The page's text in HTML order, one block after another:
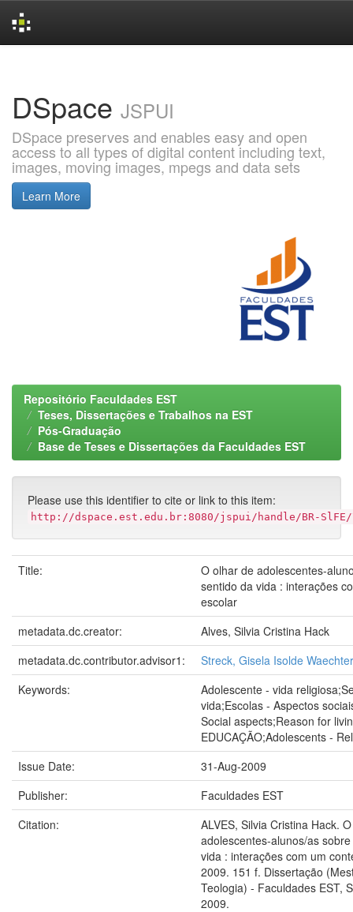
DSpace JSPUI
DSpace preserves and enables easy and open
access to all types of digital content including text,
images, moving images, mpegs and data sets
Learn More
Repositório Faculdades EST
Teses, Dissertações e Trabalhos na EST
Pós-Graduação
Base de Teses e Dissertações da Faculdades EST
Please use this identifier to cite or link to this item:
http://dspace.est.edu.br:8080/jspui/handle/BR-SlFE/
Title:
O olhar de adolescentes-
sentido da vida : interações
escolar
metadata.dc.creator:
Alves, Silvia Cristina Hack
metadata.dc.contributor.advisor1:
Streck, Gisela Isolde Waechter
Keywords:
Adolescente - vida
vida;Escolas - Aspectos
Social aspects;Reason for
EDUCAÇÃO;Adolescents -
Issue Date:
31-Aug-2009
Publisher:
Faculdades EST
Citation:
ALVES, Silvia Cristina Hack.
adolescentes-alunos/as
vida : interações com um
2009. 151 f. Dissertação
Teologia) - Faculdades EST,
2009.